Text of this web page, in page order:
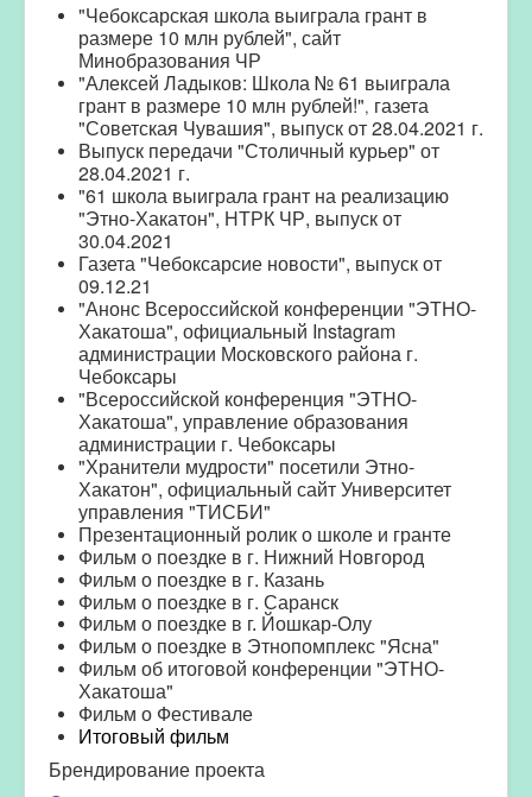
"Чебоксарская школа выиграла грант в
размере 10 млн рублей", сайт
Минобразования ЧР
"Алексей Ладыков: Школа № 61 выиграла
грант в размере 10 млн рублей!", газета
"Советская Чувашия", выпуск от 28.04.2021 г.
Выпуск передачи "Столичный курьер" от
28.04.2021 г.
"61 школа выиграла грант на реализацию
"Этно-Хакатон", НТРК ЧР, выпуск от
30.04.2021
Газета "Чебоксарсие новости", выпуск от
09.12.21
"Анонс Всероссийской конференции "ЭТНО-
Хакатоша", официальный Instagram
администрации Московского района г.
Чебоксары
"Всероссийской конференция "ЭТНО-
Хакатоша", управление образования
администрации г. Чебоксары
"Хранители мудрости" посетили Этно-
Хакатон", официальный сайт Университет
управления "ТИСБИ"
Презентационный ролик о школе и гранте
Фильм о поездке в г. Нижний Новгород
Фильм о поездке в г. Казань
Фильм о поездке в г. Саранск
Фильм о поездке в г. Йошкар-Олу
Фильм о поездке в Этнопомплекс "Ясна"
Фильм об итоговой конференции "ЭТНО-
Хакатоша"
Фильм о Фестивале
Итоговый фильм
Брендирование проекта